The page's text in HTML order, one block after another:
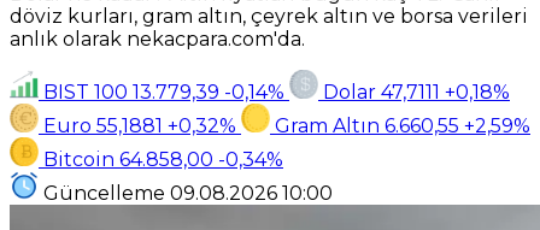
döviz kurları, gram altın, çeyrek altın ve borsa verileri
anlık olarak nekacpara.com'da.
BIST 100 13.779,39 -0,14% Dolar 47,7111 +0,18%
Euro 55,1881 +0,32% Gram Altın 6.660,55 +2,59%
Bitcoin 64.858,00 -0,34%
Güncelleme 09.08.2026 10:00